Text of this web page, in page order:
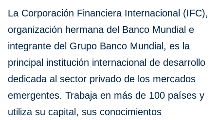
La Corporación Financiera Internacional (IFC),
organización hermana del Banco Mundial e
integrante del Grupo Banco Mundial, es la
principal institución internacional de desarrollo
dedicada al sector privado de los mercados
emergentes. Trabaja en más de 100 países y
utiliza su capital, sus conocimientos